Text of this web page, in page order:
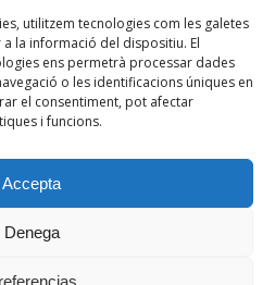
utilitzem tecnologies com les galetes
la informació del dispositiu. El
ens permetrà processar dades
o les identificacions úniques en
el consentiment, pot afectar
i funcions.
Accepta
Denega
Assessors
Massana 15 baixos,
93 773 67 00
Montserrat, 20 local 1 -
de Sesrovires
|Clàusules legals|
de Denuncies
Digital